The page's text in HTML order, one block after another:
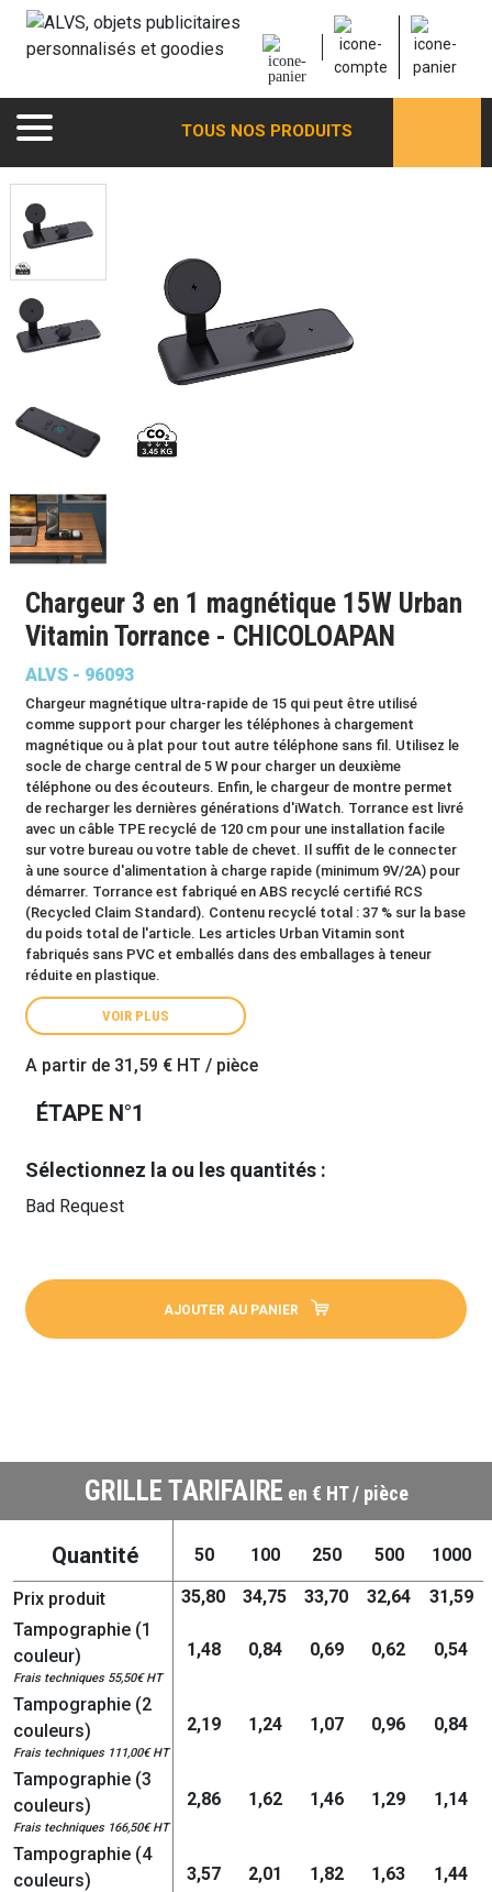
TOUS NOS PRODUITS
Chargeur 3 en 1 magnétique 15W Urban
Vitamin Torrance - CHICOLOAPAN
ALVS - 96093
Chargeur magnétique ultra-rapide de 15 qui peut être utilisé
comme support pour charger les téléphones à chargement
magnétique ou à plat pour tout autre téléphone sans fil. Utilisez le
socle de charge central de 5 W pour charger un deuxième
téléphone ou des écouteurs. Enfin, le chargeur de montre permet
de recharger les dernières générations d'iWatch. Torrance est livré
avec un câble TPE recyclé de 120 cm pour une installation facile
sur votre bureau ou votre table de chevet. Il suffit de le connecter
à une source d'alimentation à charge rapide (minimum 9V/2A) pour
démarrer. Torrance est fabriqué en ABS recyclé certifié RCS
(Recycled Claim Standard). Contenu recyclé total : 37 % sur la base
du poids total de l'article. Les articles Urban Vitamin sont
fabriqués sans PVC et emballés dans des emballages à teneur
réduite en plastique.
VOIR PLUS
A partir de 31,59 € HT / pièce
ÉTAPE N°1
Sélectionnez la ou les quantités :
Bad Request
AJOUTER AU PANIER
GRILLE TARIFAIRE en € HT / pièce
Quantité 50 100 250 500 1000
Prix produit 35,80 34,75 33,70 32,64
31,59
Tampographie (1
couleur)
Frais techniques 55,50€ HT
1,48 0,84 0,69 0,62 0,54
Tampographie (2
couleurs)
Frais techniques 111,00€ HT
2,19 1,24 1,07 0,96 0,84
Tampographie (3
couleurs)
Frais techniques 166,50€ HT
2,86 1,62 1,46 1,29 1,14
Tampographie (4
couleurs)
3,57 2,01 1,82 1,63 1,44